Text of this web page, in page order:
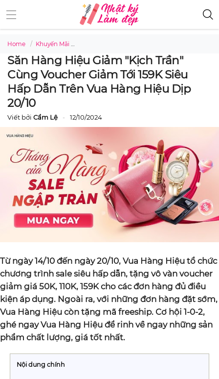
Home Khuyến Mãi
Săn Hàng Hiệu Giảm "Kịch Trần"
Cùng Voucher Giảm Tới 159K Siêu
Hấp Dẫn Trên Vua Hàng Hiệu Dịp
20/10
Viết bởi Cẩm Lệ 12/10/2024
Từ ngày 14/10 đến ngày 20/10, Vua Hàng Hiệu tổ chức
chương trình sale siêu hấp dẫn, tặng vô vàn voucher
giảm giá 50K, 110K, 159K cho các đơn hàng đủ điều
kiện áp dụng. Ngoài ra, với những đơn hàng đặt sớm,
Vua Hàng Hiệu còn tặng mã freeship. Cơ hội 1-0-2,
ghé ngay Vua Hàng Hiệu để rinh về ngay những sản
phẩm chất lượng, giá tốt nhất.
Nội dung chính